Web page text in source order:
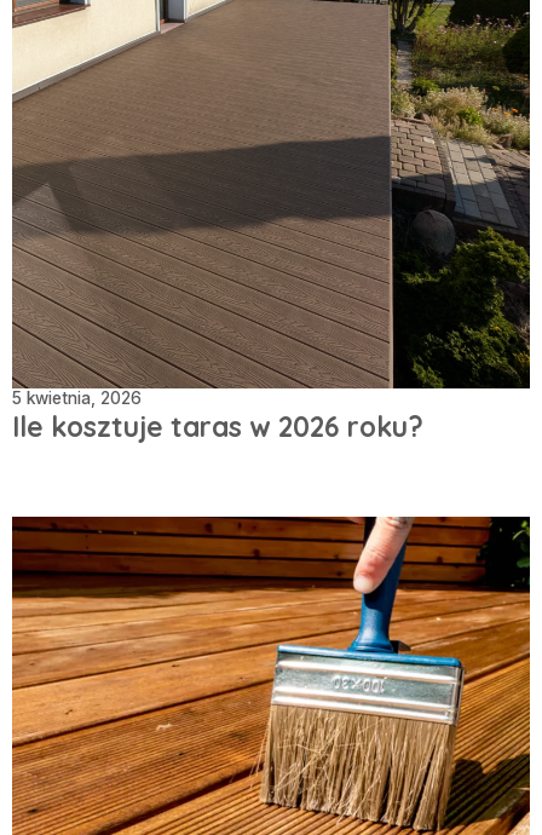
5 kwietnia, 2026
Ile kosztuje taras w 2026 roku?